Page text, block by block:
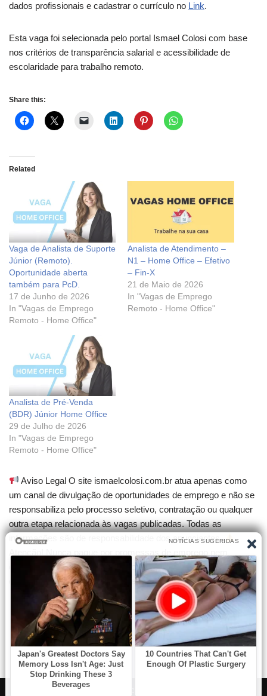
dados profissionais e cadastrar o currículo no Link.
Esta vaga foi selecionada pelo portal Ismael Colosi com base
nos critérios de transparência salarial e acessibilidade de
escolaridade para trabalho remoto.
Share this:
Related
Vaga de Analista de Suporte
Júnior (Remoto).
Oportunidade aberta
também para PcD.
17 de Junho de 2026
In "Vagas de Emprego
Remoto - Home Office"
Analista de Atendimento –
N1 – Home Office – Efetivo
– Fin-X
21 de Maio de 2026
In "Vagas de Emprego
Remoto - Home Office"
Analista de Pré-Venda
(BDR) Júnior Home Office
29 de Julho de 2026
In "Vagas de Emprego
Remoto - Home Office"
Aviso Legal O site ismaelcolosi.com.br atua apenas como
um canal de divulgação de oportunidades de emprego e não se
responsabiliza pelo processo seletivo, contratação ou qualquer
outra etapa relacionada às vagas publicadas. Todas as
informações são de responsabilidade dos anunciantes.
compre cursos que garantam contratação. Desconfie de
qualquer cobrança para participar de seleções.
Neve